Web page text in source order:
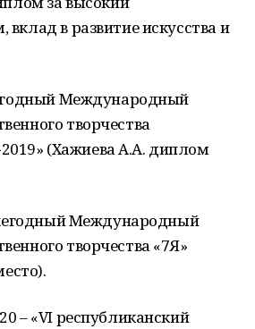
в развитие искусства и
Международный
творчества
(Хажиева А.А. диплом
Международный
творчества «7Я»
– «VI республиканский